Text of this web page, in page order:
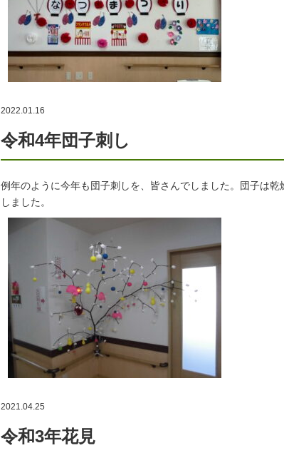
2022.01.16
令和4年団子刺し
例年のように今年も団子刺しを、皆さんでしました。団子は
しました。
2021.04.25
令和3年花見